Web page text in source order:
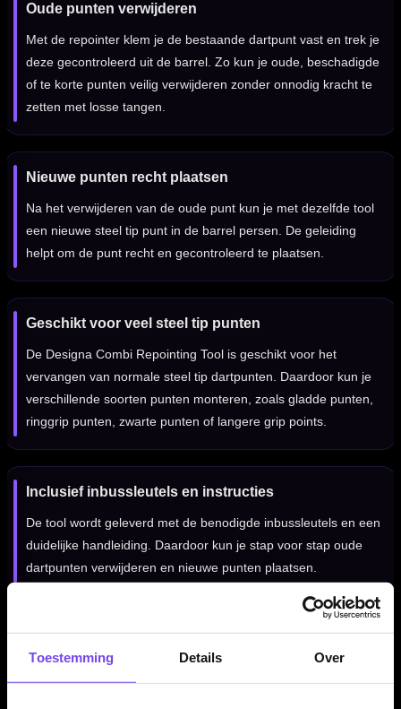
Toestemming Details Over
Oude punten verwijderen
Met de repointer klem je de bestaande dartpunt vast en trek je
deze gecontroleerd uit de barrel. Zo kun je oude, beschadigde
of te korte punten veilig verwijderen zonder onnodig kracht te
zetten met losse tangen.
Nieuwe punten recht plaatsen
Na het verwijderen van de oude punt kun je met dezelfde tool
een nieuwe steel tip punt in de barrel persen. De geleiding
helpt om de punt recht en gecontroleerd te plaatsen.
Geschikt voor veel steel tip punten
De Designa Combi Repointing Tool is geschikt voor het
vervangen van normale steel tip dartpunten. Daardoor kun je
verschillende soorten punten monteren, zoals gladde punten,
ringgrip punten, zwarte punten of langere grip points.
Inclusief inbussleutels en instructies
De tool wordt geleverd met de benodigde inbussleutels en een
duidelijke handleiding. Daardoor kun je stap voor stap oude
dartpunten verwijderen en nieuwe punten plaatsen.
Handig voor spelers die hun setup aanpassen
Speel je graag met verschillende puntlengtes of gripprofielen,